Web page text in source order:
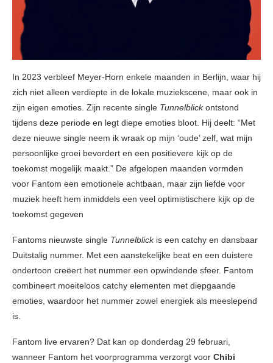
In 2023 verbleef Meyer-Horn enkele maanden in Berlijn, waar hij
zich niet alleen verdiepte in de lokale muziekscene, maar ook in
zijn eigen emoties. Zijn recente single Tunnelblickontstond
tijdens deze periode en legt diepe emoties bloot. Hij deelt: “Met
deze nieuwe single neem ik wraak op mijn ‘oude’ zelf, wat mijn
persoonlijke groei bevordert en een positievere kijk op de
toekomst mogelijk maakt.” De afgelopen maanden vormden
voor Fantom een emotionele achtbaan, maar zijn liefde voor
muziek heeft hem inmiddels een veel optimistischere kijk op de
toekomst gegeven
Fantoms nieuwste single Tunnelblick is een catchy en dansbaar
Duitstalig nummer. Met een aanstekelijke beat en een duistere
ondertoon creëert het nummer een opwindende sfeer. Fantom
combineert moeiteloos catchy elementen met diepgaande
emoties, waardoor het nummer zowel energiek als meeslepend
is.
Fantom live ervaren? Dat kan op donderdag 29 februari,
wanneer Fantom het voorprogramma verzorgt voor Chibi